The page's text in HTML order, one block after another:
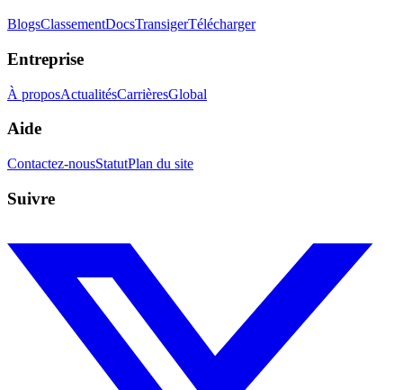
BlogsClassementDocsTransigerTélécharger
Entreprise
À proposActualitésCarrièresGlobal
Aide
Contactez-nousStatutPlan du site
Suivre